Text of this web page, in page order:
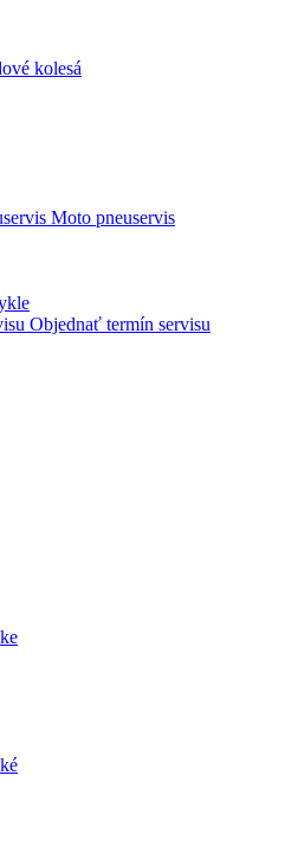
kolesá
Moto pneuservis
Objednať termín servisu